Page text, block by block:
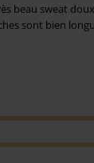
beau sweat
sont bien